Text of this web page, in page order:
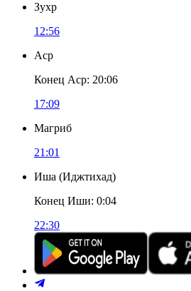
Зухр
12:56
Аср
Конец Аср: 20:06
17:09
Магриб
21:01
Иша (Иджтихад)
Конец Иши: 0:04
22:30